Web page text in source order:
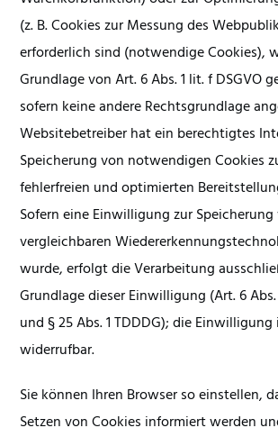
(z. B. Cookies zur Messung des
erforderlich sind (notwendige Cookies),
Grundlage von Art. 6 Abs. 1 lit. f DSGVO
sofern keine andere Rechtsgrundlage
Websitebetreiber hat ein berechtigtes
Speicherung von notwendigen Cookies
fehlerfreien und optimierten
Sofern eine Einwilligung zur
vergleichbaren
wurde, erfolgt die Verarbeitung
Grundlage dieser Einwilligung (Art. 6 Abs.
und § 25 Abs. 1 TDDDG); die
widerrufbar.
Sie können Ihren Browser so einstellen,
Setzen von Cookies informiert werden